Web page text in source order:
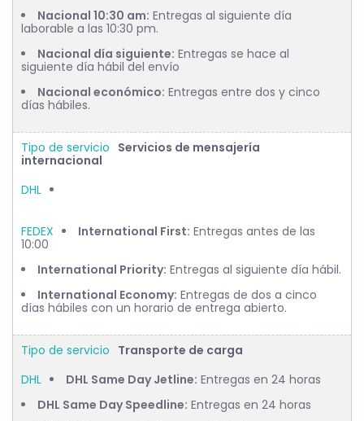
Nacional 10:30 am: Entregas al siguiente día
laborable a las 10:30 pm.
Nacional día siguiente: Entregas se hace al
siguiente día hábil del envío
Nacional económico: Entregas entre dos y cinco
días hábiles.
Servicios de mensajería
internacional
International First: Entregas antes de las
10:00
International Priority: Entregas al siguiente día hábil.
International Economy: Entregas de dos a cinco
días hábiles con un horario de entrega abierto.
Transporte de carga
DHL Same Day Jetline: Entregas en 24 horas
DHL Same Day Speedline: Entregas en 24 horas